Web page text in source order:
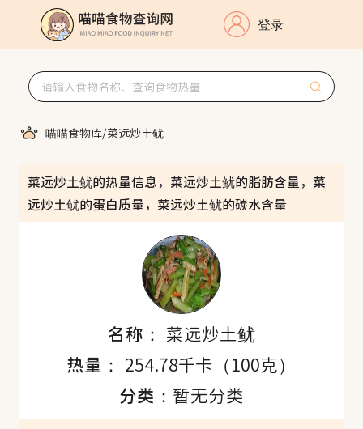
登录
喵喵食物库/菜远炒土鱿
菜远炒土鱿的热量信息，菜远炒土鱿的脂肪含量，菜
远炒土鱿的蛋白质量，菜远炒土鱿的碳水含量
名称： 菜远炒土鱿
热量： 254.78千卡（100克）
分类： 暂无分类